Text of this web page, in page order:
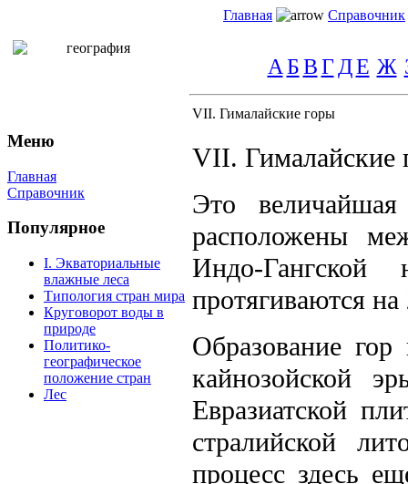
Главная Справочник
Меню
Главная
Справочник
Популярное
I. Экваториальные
влажные леса
Типология стран мира
Круговорот воды в
природе
Политико-
географическое
положение стран
Лес
А БВГ ДЕ Ж
VII. Гималайские горы
VII. Гималайские
Это
расположены
Индо-
протягиваются
Образование
кайнозойской
Евразиатской
стралийской
процесс здесь